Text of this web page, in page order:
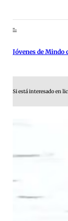
Jóvenes de
Si está interesado en